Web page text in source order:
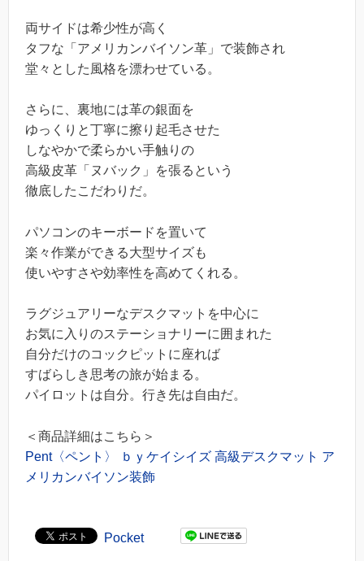
両サイドは希少性が高く
タフな「アメリカンバイソン革」で装飾され
堂々とした風格を漂わせている。
さらに、裏地には革の銀面を
ゆっくりと丁寧に擦り起毛させた
しなやかで柔らかい手触りの
高級皮革「ヌバック」を張るという
徹底したこだわりだ。
パソコンのキーボードを置いて
楽々作業ができる大型サイズも
使いやすさや効率性を高めてくれる。
ラグジュアリーなデスクマットを中心に
お気に入りのステーショナリーに囲まれた
自分だけのコックピットに座れば
すばらしき思考の旅が始まる。
パイロットは自分。行き先は自由だ。
＜商品詳細はこちら＞
Pent〈ペント〉 ｂｙケイシイズ 高級デスクマット ア
メリカンバイソン装飾
Pocket